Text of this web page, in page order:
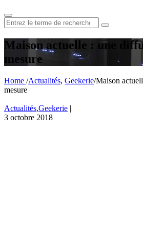
Rechercher
:
Maison actuelle : une
mesure
Home /Actualités, Geekerie/Maison
mesure
Actualités,Geekerie |
3 octobre 2018